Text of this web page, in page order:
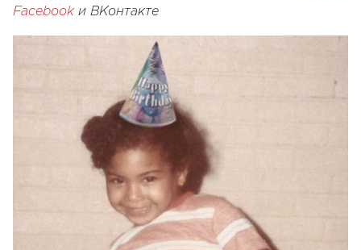
Facebook и ВКонтакте